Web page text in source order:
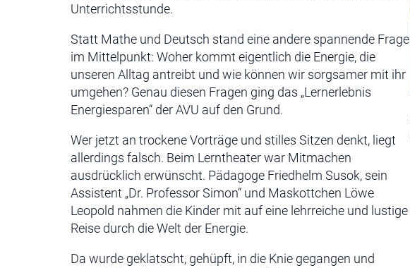
Unterrichtsstunde.
Statt Mathe und Deutsch stand eine andere spannende Frage
im Mittelpunkt: Woher kommt eigentlich die Energie, die
unseren Alltag antreibt und wie können wir sorgsamer mit ihr
umgehen? Genau diesen Fragen ging das „Lernerlebnis
Energiesparen“ der AVU auf den Grund.
Wer jetzt an trockene Vorträge und stilles Sitzen denkt, liegt
allerdings falsch. Beim Lerntheater war Mitmachen
ausdrücklich erwünscht. Pädagoge Friedhelm Susok, sein
Assistent „Dr. Professor Simon“ und Maskottchen Löwe
Leopold nahmen die Kinder mit auf eine lehrreiche und lustige
Reise durch die Welt der Energie.
Da wurde geklatscht, gehüpft, in die Knie gegangen und